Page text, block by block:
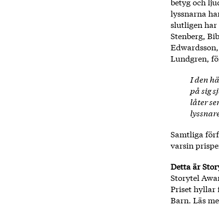
lyssnarna
slutligen har
Stenberg,
Lundgren,
I den
på sig
låter
Samtliga
varsin
Detta är
Storytel
Priset hyllar
Barn. Läs